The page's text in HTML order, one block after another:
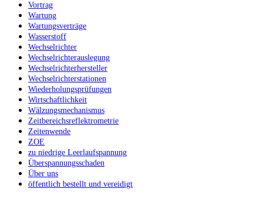
Vortrag
Wartung
Wartungsverträge
Wasserstoff
Wechselrichter
Wechselrichterauslegung
Wechselrichterhersteller
Wechselrichterstationen
Wiederholungsprüfungen
Wirtschaftlichkeit
Wälzungsmechanismus
Zeitbereichsreflektrometrie
Zeitenwende
ZOE
zu niedrige Leerlaufspannung
Überspannungsschaden
Über uns
öffentlich bestellt und vereidigt